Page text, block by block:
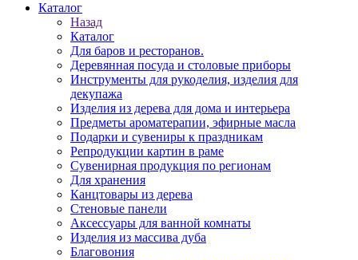
Каталог
Назад
Каталог
Для баров и ресторанов.
Деревянная посуда и столовые приборы
Инструменты для рукоделия, изделия для
декупажа
Изделия из дерева для дома и интерьера
Предметы ароматерапии, эфирные масла
Подарки и сувениры к праздникам
Репродукции картин в раме
Сувенирная продукция по регионам
Для хранения
Канцтовары из дерева
Стеновые панели
Аксессуары для ванной комнаты
Изделия из массива дуба
Благовония